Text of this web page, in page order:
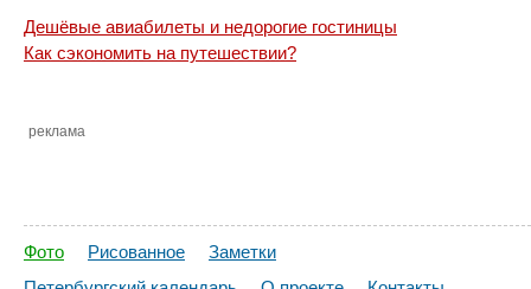
Дешёвые авиабилеты и недорогие гостиницы
Как сэкономить на путешествии?
реклама
Фото Рисованное
Заметки